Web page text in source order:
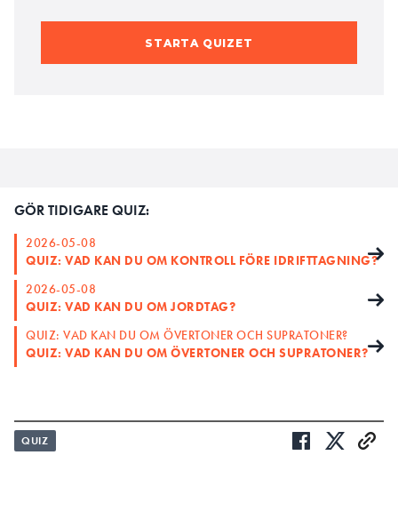
STARTA QUIZET
GÖR TIDIGARE QUIZ:
2026-05-08
QUIZ: VAD KAN DU OM KONTROLL FÖRE IDRIFTTAGNING?
2026-05-08
QUIZ: VAD KAN DU OM JORDTAG?
QUIZ: VAD KAN DU OM ÖVERTONER OCH SUPRATONER?
QUIZ: VAD KAN DU OM ÖVERTONER OCH SUPRATONER?
QUIZ